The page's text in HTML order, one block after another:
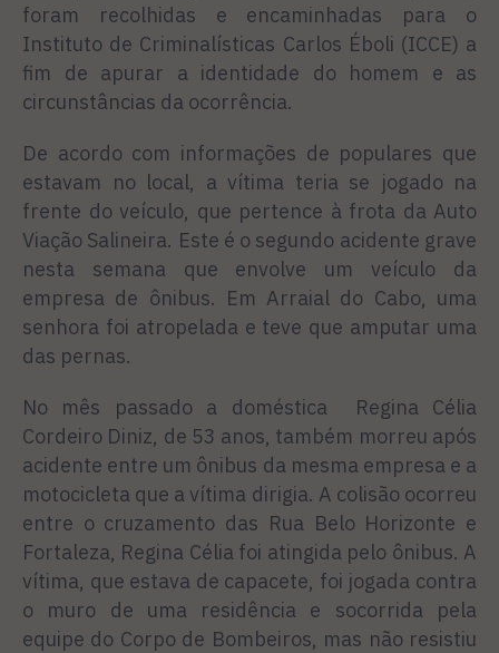
foram recolhidas e encaminhadas para o
Instituto de Criminalísticas Carlos Éboli (ICCE) a
fim de apurar a identidade do homem e as
circunstâncias da ocorrência.
De acordo com informações de populares que
estavam no local, a vítima teria se jogado na
frente do veículo, que pertence à frota da Auto
Viação Salineira. Este é o segundo acidente grave
nesta semana que envolve um veículo da
empresa de ônibus. Em Arraial do Cabo, uma
senhora foi atropelada e teve que amputar uma
das pernas.
No mês passado a doméstica Regina Célia
Cordeiro Diniz, de 53 anos, também morreu após
acidente entre um ônibus da mesma empresa e a
motocicleta que a vítima dirigia. A colisão ocorreu
entre o cruzamento das Rua Belo Horizonte e
Fortaleza, Regina Célia foi atingida pelo ônibus. A
vítima, que estava de capacete, foi jogada contra
o muro de uma residência e socorrida pela
equipe do Corpo de Bombeiros, mas não resistiu